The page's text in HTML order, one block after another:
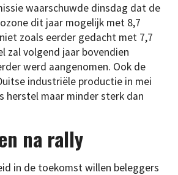
waarschuwde dinsdag dat de
dit jaar mogelijk met 8,7
zoals eerder gedacht met 7,7
zal volgend jaar bovendien
werd aangenomen. Ook de
industriële productie in mei
herstel maar minder sterk dan
na rally
in de toekomst willen beleggers